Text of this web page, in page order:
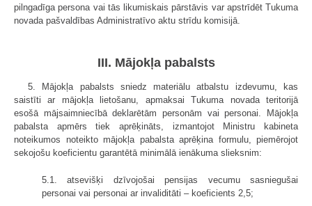
pilngadīga persona vai tās likumiskais pārstāvis var apstrīdēt Tukuma
novada pašvaldības Administratīvo aktu strīdu komisijā.
III. Mājokļa pabalsts
5. Mājokļa pabalsts sniedz materiālu atbalstu izdevumu, kas
saistīti ar mājokļa lietošanu, apmaksai Tukuma novada teritorijā
esošā mājsaimniecībā deklarētām personām vai personai. Mājokļa
pabalsta apmērs tiek aprēķināts, izmantojot Ministru kabineta
noteikumos noteikto mājokļa pabalsta aprēķina formulu, piemērojot
sekojošu koeficientu garantētā minimālā ienākuma slieksnim:
5.1. atsevišķi dzīvojošai pensijas vecumu sasniegušai
personai vai personai ar invaliditāti – koeficients 2,5;